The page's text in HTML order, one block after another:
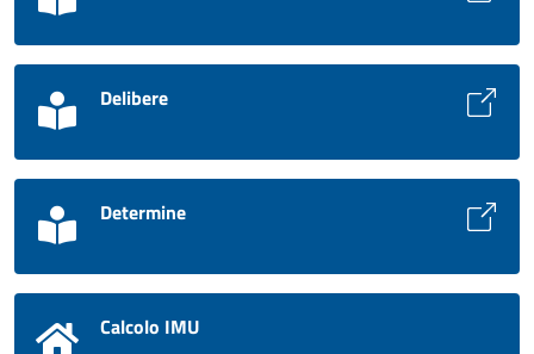
Delibere
Determine
Calcolo IMU